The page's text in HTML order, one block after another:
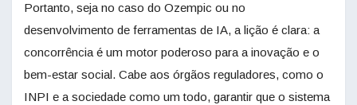
Portanto, seja no caso do Ozempic ou no
desenvolvimento de ferramentas de IA, a lição é clara: a
concorrência é um motor poderoso para a inovação e o
bem-estar social. Cabe aos órgãos reguladores, como o
INPI e a sociedade como um todo, garantir que o sistema